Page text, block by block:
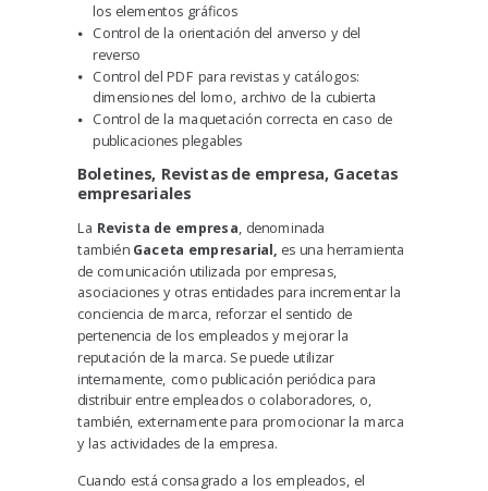
los elementos gráficos
Control de la orientación del anverso y del
reverso
Control del PDF para revistas y catálogos:
dimensiones del lomo, archivo de la cubierta
Control de la maquetación correcta en caso de
publicaciones plegables
Boletines, Revistas de empresa, Gacetas
empresariales
La Revista de empresa, denominada
también Gaceta empresarial es una herramienta
de comunicación utilizada por empresas,
asociaciones y otras entidades para incrementar la
conciencia de marca, reforzar el sentido de
pertenencia de los empleados y mejorar la
reputación de la marca. Se puede utilizar
internamente, como publicación periódica para
distribuir entre empleados o colaboradores, o,
también, externamente para promocionar la marca
y las actividades de la empresa.
Cuando está consagrado a los empleados, el